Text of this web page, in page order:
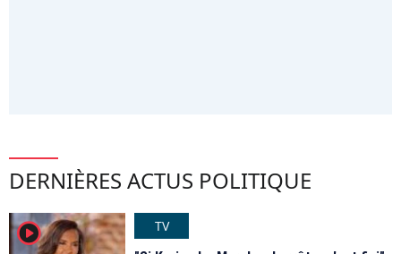
DERNIÈRES ACTUS POLITIQUE
player2
TV